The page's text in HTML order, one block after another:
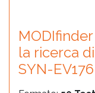
la ricerca
SYN-